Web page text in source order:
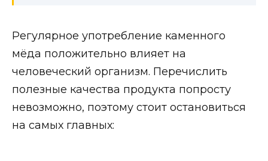
Регулярное употребление каменного
мёда положительно влияет на
человеческий организм. Перечислить
полезные качества продукта попросту
невозможно, поэтому стоит остановиться
на самых главных: